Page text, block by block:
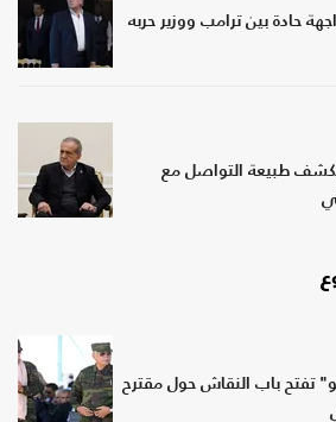
حادة بين ترامب ووزير حربه
طبيعة التواصل مع
تفتح باب النقاش حول مقترح